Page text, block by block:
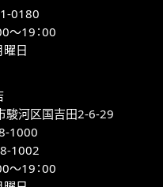
0180
～19：00
日
河区国吉田2-6-29
1000
1002
～19：00